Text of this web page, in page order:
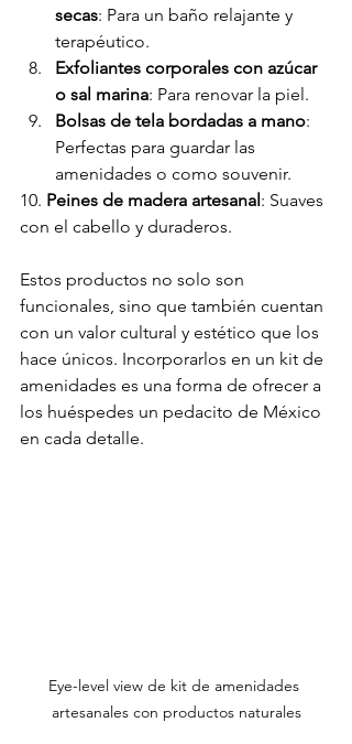
secas: Para un baño relajante y
terapéutico.
Exfoliantes corporales con azúcar
o sal marina: Para renovar la piel.
Bolsas de tela bordadas a mano:
Perfectas para guardar las
amenidades o como souvenir.
10. Peines de madera artesanal: Suaves
con el cabello y duraderos.
Estos productos no solo son
funcionales, sino que también cuentan
con un valor cultural y estético que los
hace únicos. Incorporarlos en un kit de
amenidades es una forma de ofrecer a
los huéspedes un pedacito de México
en cada detalle.
Eye-level view de kit de amenidades
artesanales con productos naturales